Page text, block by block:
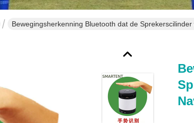
Bewegingsherkenning Bluetooth dat de